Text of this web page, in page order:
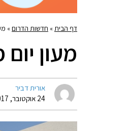
דף הבית » חדשות הדרום»
מעון
אורית דביר
24 אוקטובר, 2017 02:31